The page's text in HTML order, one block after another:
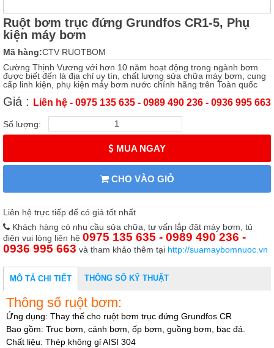
Ruột bơm trục đứng Grundfos CR1-5, Phụ
kiện máy bơm
Mã hàng:CTV RUOTBOM
Cường Thịnh Vương với hơn 10 năm hoạt động trong ngành bơm
được biết đến là địa chỉ uy tín, chất lượng sửa chữa máy bơm, cung
cấp linh kiện, phụ kiện máy bơm nước chính hãng trên Toàn quốc
Giá : Liên hệ - 0975 135 635 - 0989 490 236 - 0936 995 663
Số lượng:
MUA NGAY
CHO VÀO GIỎ
Liên hệ trực tiếp để có giá tốt nhất
Khách hàng có nhu cầu sửa chữa, tư vấn lắp đặt máy bơm, tủ
điện vui lòng liên hệ 0975 135 635 - 0989 490 236 -
0936 995 663 và tham khảo thêm tại http://suamaybomnuoc.vn
MÔ TẢ CHI TIẾT THÔNG SỐ KỸ THUẬT
Thông số ruột bơm:
Ứng dụng: Thay thế cho ruột bơm trục đứng Grundfos CR
Bao gồm: Trục bơm, cánh bơm, ốp bơm, guồng bơm, bạc đá.
Chất liệu: Thép không gỉ AISI 304